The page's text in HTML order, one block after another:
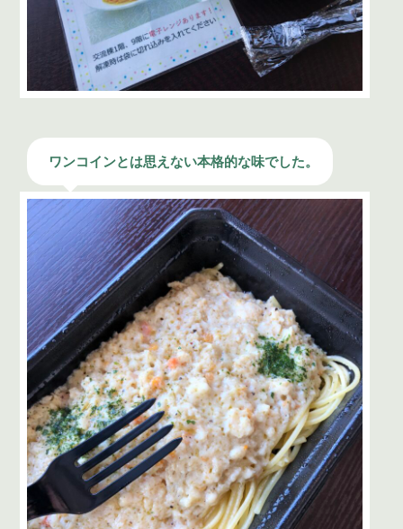
ワンコインとは思えない本格的な味でした。